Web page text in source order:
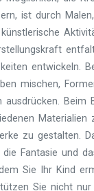
ist durch
entwickeln.
mischen,
ausdrücken. Beim
Materialien
zu gestalten.
Fantasie und
Sie Ihr Kind
Sie nicht nur